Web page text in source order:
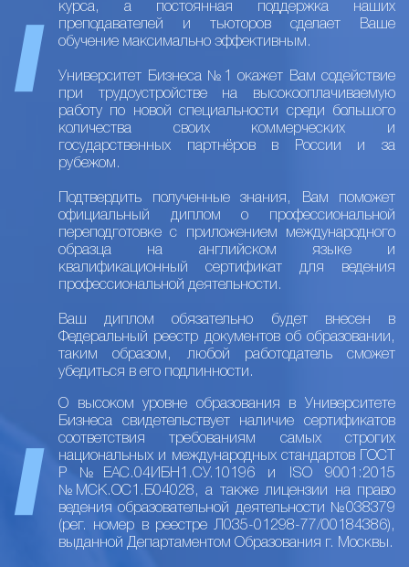
курса, а постоянная поддержка наших
преподавателей и тьюторов сделает Ваше
обучение максимально эффективным.
Университет Бизнеса №1 окажет Вам содействие
при трудоустройстве на высокооплачиваемую
работу по новой специальности среди большого
количества своих коммерческих и
государственных партнёров в России и за
рубежом.
Подтвердить полученные знания, Вам поможет
официальный диплом о профессиональной
переподготовке с приложением международного
образца на английском языке и
квалификационный сертификат для ведения
профессиональной деятельности.
Ваш диплом обязательно будет внесен в
Федеральный реестр документов об образовании,
таким образом, любой работодатель сможет
убедиться в его подлинности.
О высоком уровне образования в Университете
Бизнеса свидетельствует наличие сертификатов
соответствия требованиям самых строгих
национальных и международных стандартов ГОСТ
Р №ЕАС.04ИБН1.СУ.10196 и ISO 9001:2015
№МСК.ОС1.Б04028, а также лицензии на право
ведения образовательной деятельности №038379
(рег. номер в реестре Л035-01298-77/00184386),
выданной Департаментом Образования г. Москвы.